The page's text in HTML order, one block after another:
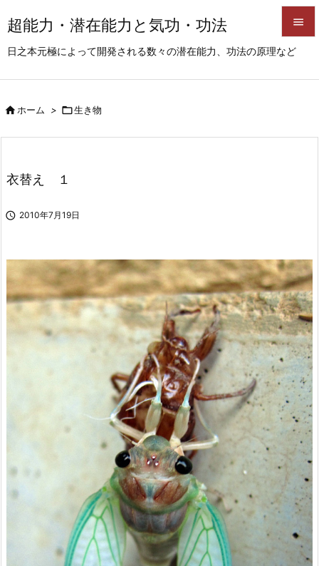
超能力・潜在能力と気功・功法
日之本元極によって開発される数々の潜在能力、功法の原理など


前へ
ホーム > 生き物
衣替え １
 2010年7月19日